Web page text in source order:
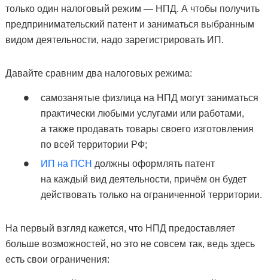
только один налоговый режим — НПД. А чтобы получить
предпринимательский патент и заниматься выбранным
видом деятельности, надо зарегистрировать ИП.
Давайте сравним два налоговых режима:
самозанятые физлица на НПД могут заниматься
практически любыми услугами или работами,
а также продавать товары своего изготовления
по всей территории РФ;
ИП на ПСН должны оформлять патент
на каждый вид деятельности, причём он будет
действовать только на ограниченной территории.
На первый взгляд кажется, что НПД предоставляет
больше возможностей, но это не совсем так, ведь здесь
есть свои ограничения: